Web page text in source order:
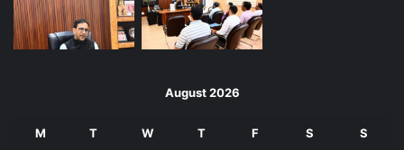
August 2026
M T W T F S S